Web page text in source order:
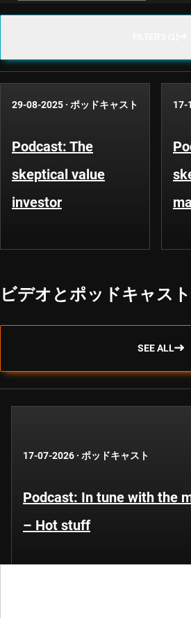
29-08-2025 · ポッドキャスト
Podcast: The
skeptical value
investor
17-
ビデオとポッドキャスト
SEE ALL
17-07-2026 · ポッドキャスト
Podcast: In tune with the
– Hot stuff